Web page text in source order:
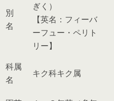
別
名
ぎく）
【英名：フィーバ
ーフュー・ペリト
リー】
科属
名
キク科キク属